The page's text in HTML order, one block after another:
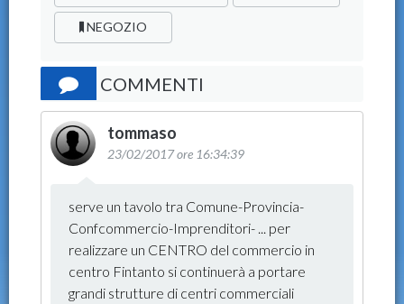
NEGOZIO
COMMENTI
tommaso
23/02/2017 ore 16:34:39
serve un tavolo tra Comune-Provincia-
Confcommercio-Imprenditori- ... per
realizzare un CENTRO del commercio in
centro Fintanto si continuerà a portare
grandi strutture di centri commerciali